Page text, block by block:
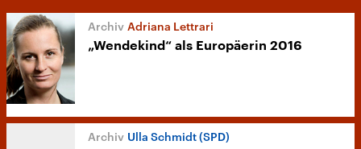
Adriana Lettrari
„Wendekind“ als Europäerin 2016
Ulla Schmidt (SPD)